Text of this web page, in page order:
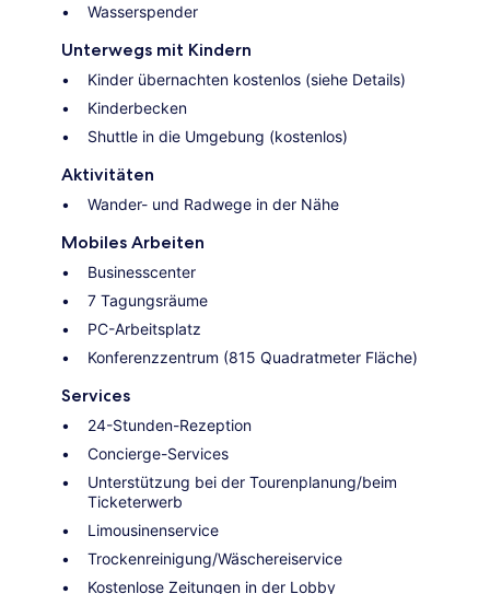
Wasserspender
Unterwegs mit Kindern
Kinder übernachten kostenlos (siehe Details)
Kinderbecken
Shuttle in die Umgebung (kostenlos)
Aktivitäten
Wander- und Radwege in der Nähe
Mobiles Arbeiten
Businesscenter
7 Tagungsräume
PC-Arbeitsplatz
Konferenzzentrum (815 Quadratmeter Fläche)
Services
24-Stunden-Rezeption
Concierge-Services
Unterstützung bei der Tourenplanung/beim
Ticketerwerb
Limousinenservice
Trockenreinigung/Wäschereiservice
Kostenlose Zeitungen in der Lobby